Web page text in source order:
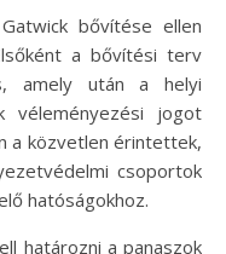
bővítése ellen
a bővítési terv
amely után a helyi
véleményezési jogot
a közvetlen érintettek,
csoportok
hatóságokhoz.
határozni a panaszok